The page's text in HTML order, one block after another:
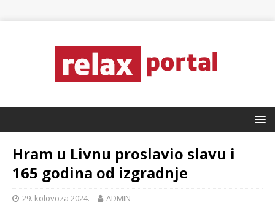
Hram u Livnu proslavio slavu i
165 godina od izgradnje
29. kolovoza 2024. ADMIN